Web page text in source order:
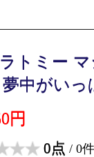
トミー
中がいっ
円
0点 / 0件